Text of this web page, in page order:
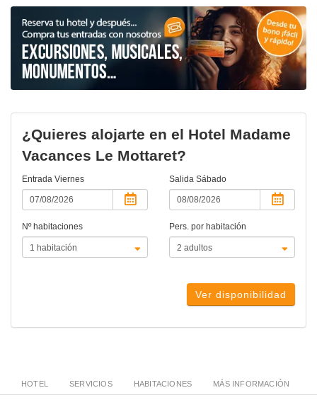
¿Quieres alojarte en el Hotel Madame
Vacances Le Mottaret?
Entrada Viernes Salida Sábado
Nº habitaciones Pers. por habitación
Ver disponibilidad
HOTEL SERVICIOS HABITACIONES MÁS INFORMACIÓN